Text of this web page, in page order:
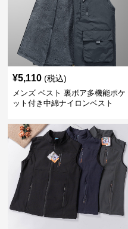
¥5,110 (税込)
メンズ ベスト 裏ボア多機能ポケ
ット付き中綿ナイロンベスト